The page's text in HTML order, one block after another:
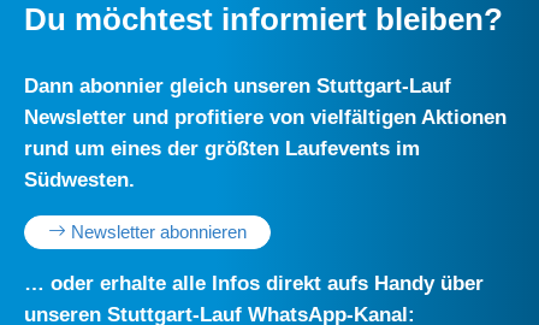
Du möchtest informiert bleiben?
Dann abonnier gleich unseren Stuttgart-Lauf
Newsletter und profitiere von vielfältigen Aktionen
rund um eines der größten Laufevents im
Südwesten.
Newsletter abonnieren
… oder erhalte alle Infos direkt aufs Handy über
unseren Stuttgart-Lauf WhatsApp-Kanal: